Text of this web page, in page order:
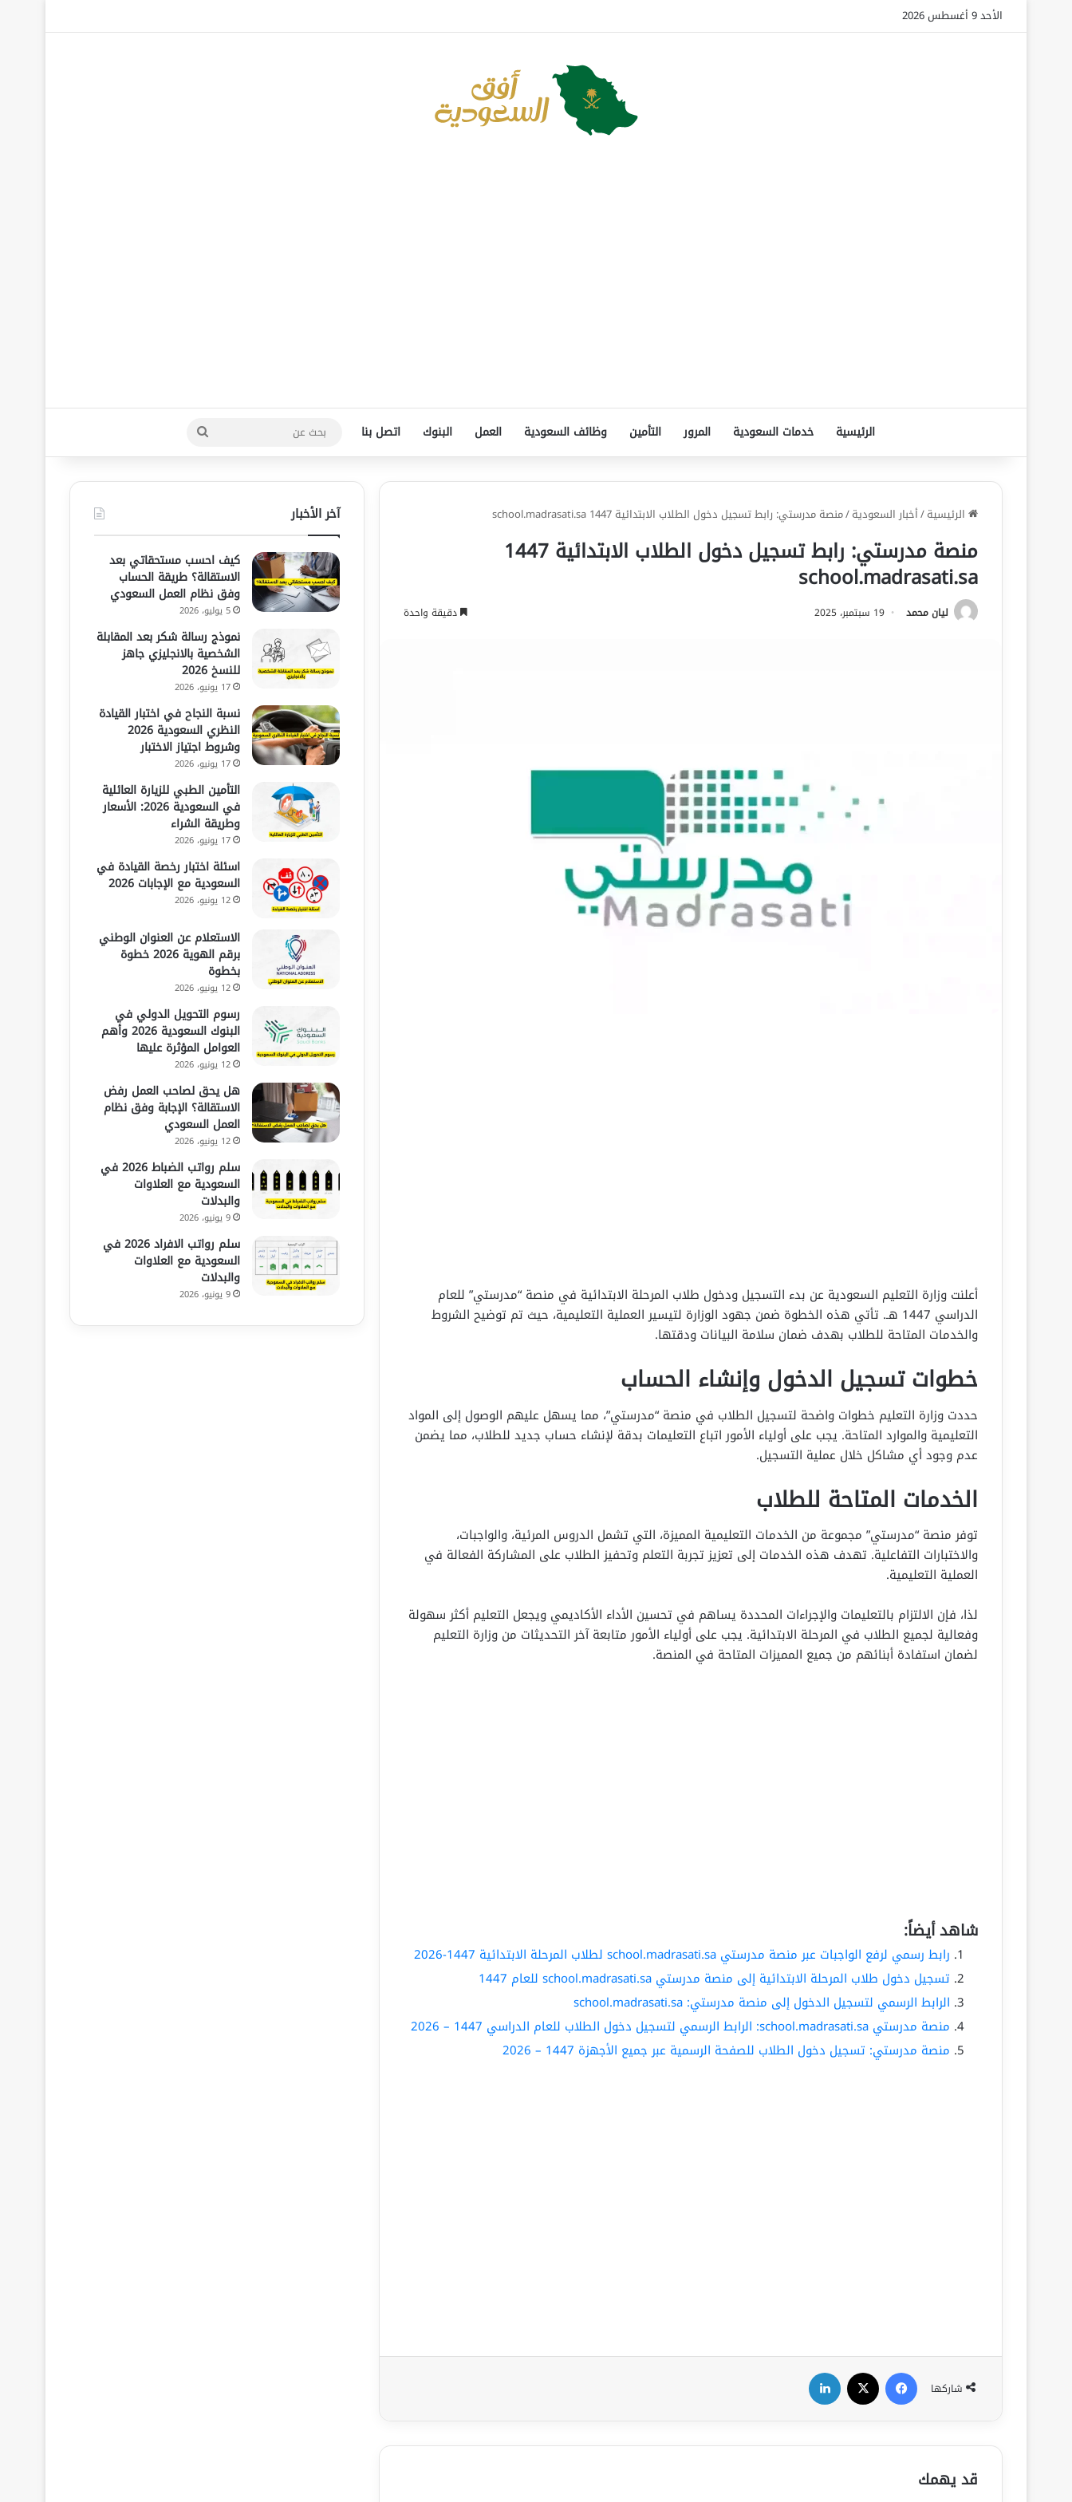
الأحد 9 أغسطس 2026
الرئيسية خدمات السعودية المرور التأمين وظائف السعودية العمل البنوك اتصل بنا
بحث
عن
الرئيسية/أخبار السعودية/منصة مدرستي: رابط تسجيل دخول الطلاب الابتدائية 1447 school.madrasati.sa
منصة مدرستي: رابط تسجيل دخول الطلاب الابتدائية 1447
school.madrasati.sa
ليان محمد 19 سبتمبر، 2025 دقيقة واحدة
أعلنت وزارة التعليم السعودية عن بدء التسجيل ودخول طلاب المرحلة الابتدائية في منصة “مدرستي” للعام
الدراسي 1447 هـ. تأتي هذه الخطوة ضمن جهود الوزارة لتيسير العملية التعليمية، حيث تم توضيح الشروط
والخدمات المتاحة للطلاب بهدف ضمان سلامة البيانات ودقتها.
خطوات تسجيل الدخول وإنشاء الحساب
حددت وزارة التعليم خطوات واضحة لتسجيل الطلاب في منصة “مدرستي”، مما يسهل عليهم الوصول إلى المواد
التعليمية والموارد المتاحة. يجب على أولياء الأمور اتباع التعليمات بدقة لإنشاء حساب جديد للطلاب، مما يضمن
عدم وجود أي مشاكل خلال عملية التسجيل.
الخدمات المتاحة للطلاب
توفر منصة “مدرستي” مجموعة من الخدمات التعليمية المميزة، التي تشمل الدروس المرئية، والواجبات،
والاختبارات التفاعلية. تهدف هذه الخدمات إلى تعزيز تجربة التعلم وتحفيز الطلاب على المشاركة الفعالة في
العملية التعليمية.
لذا، فإن الالتزام بالتعليمات والإجراءات المحددة يساهم في تحسين الأداء الأكاديمي ويجعل التعليم أكثر سهولة
وفعالية لجميع الطلاب في المرحلة الابتدائية. يجب على أولياء الأمور متابعة آخر التحديثات من وزارة التعليم
لضمان استفادة أبنائهم من جميع المميزات المتاحة في المنصة.
شاهد أيضاً:
رابط رسمي لرفع الواجبات عبر منصة مدرستي school.madrasati.sa لطلاب المرحلة الابتدائية 1447-2026
تسجيل دخول طلاب المرحلة الابتدائية إلى منصة مدرستي school.madrasati.sa للعام 1447
الرابط الرسمي لتسجيل الدخول إلى منصة مدرستي: school.madrasati.sa
منصة مدرستي school.madrasati.sa: الرابط الرسمي لتسجيل دخول الطلاب للعام الدراسي 1447 – 2026
منصة مدرستي: تسجيل دخول الطلاب للصفحة الرسمية عبر جميع الأجهزة 1447 – 2026
شاركها
فيسبوك
قد يهمك
آخر الأخبار
كيف احسب مستحقاتي بعد
الاستقالة؟ طريقة الحساب
وفق نظام العمل السعودي
5 يوليو، 2026
نموذج رسالة شكر بعد المقابلة
الشخصية بالانجليزي جاهز
للنسخ 2026
17 يونيو، 2026
نسبة النجاح في اختبار القيادة
النظري السعودية 2026
وشروط اجتياز الاختبار
17 يونيو، 2026
التأمين الطبي للزيارة العائلية
في السعودية 2026: الأسعار
وطريقة الشراء
17 يونيو، 2026
اسئلة اختبار رخصة القيادة في
السعودية مع الإجابات 2026
12 يونيو، 2026
الاستعلام عن العنوان الوطني
برقم الهوية 2026 خطوة
بخطوة
12 يونيو، 2026
رسوم التحويل الدولي في
البنوك السعودية 2026 وأهم
العوامل المؤثرة عليها
12 يونيو، 2026
هل يحق لصاحب العمل رفض
الاستقالة؟ الإجابة وفق نظام
العمل السعودي
12 يونيو، 2026
سلم رواتب الضباط 2026 في
السعودية مع العلاوات
والبدلات
9 يونيو، 2026
سلم رواتب الافراد 2026 في
السعودية مع العلاوات
والبدلات
9 يونيو، 2026